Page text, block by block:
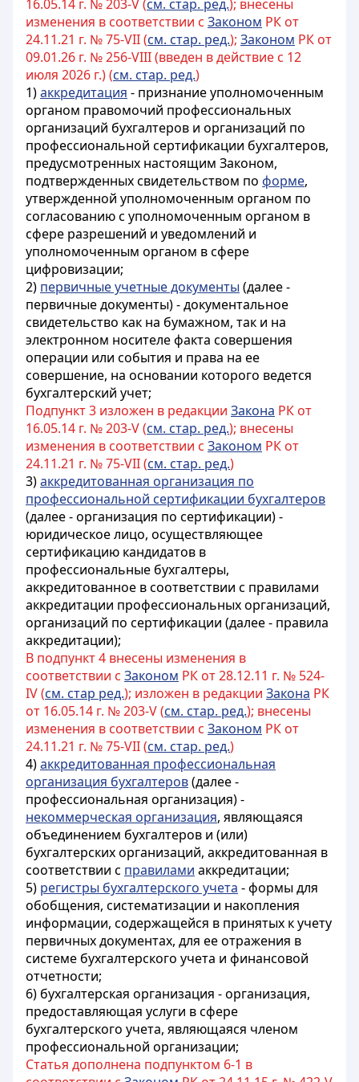
16.05.14 г. № 203-V (см. стар. ред.); внесены
изменения в соответствии с Законом РК от
24.11.21 г. № 75-VII (см. стар. ред.); Законом РК от
09.01.26 г. № 256-VIII (введен в действие с 12
июля 2026 г.) (см. стар. ред.)
1)аккредитация - признание уполномоченным
органом правомочий профессиональных
организаций бухгалтеров и организаций по
профессиональной сертификации бухгалтеров,
предусмотренных настоящим Законом,
подтвержденных свидетельством по форме,
утвержденной уполномоченным органом по
согласованию с уполномоченным органом в
сфере разрешений и уведомлений и
уполномоченным органом в сфере
цифровизации;
2) первичные учетные документы (далее -
первичные документы) - документальное
свидетельство как на бумажном, так и на
электронном носителе факта совершения
операции или события и права на ее
совершение, на основании которого ведется
бухгалтерский учет;
Подпункт 3 изложен в редакции Закона РК от
16.05.14 г. № 203-V (см. стар. ред.); внесены
изменения в соответствии с Законом РК от
24.11.21 г. № 75-VII (см. стар. ред.)
3)аккредитованная организация по
профессиональной сертификации бухгалтеров
(далее - организация по сертификации) -
юридическое лицо, осуществляющее
сертификацию кандидатов в
профессиональные бухгалтеры,
аккредитованное в соответствии с правилами
аккредитации профессиональных организаций,
организаций по сертификации (далее - правила
аккредитации);
В подпункт 4 внесены изменения в
соответствии с Законом РК от 28.12.11 г. № 524-
IV (см. стар ред.); изложен в редакции Закона РК
от 16.05.14 г. № 203-V (см. стар. ред.); внесены
изменения в соответствии с Законом РК от
24.11.21 г. № 75-VII (см. стар. ред.)
4)аккредитованная профессиональная
организация бухгалтеров(далее -
профессиональная организация) -
некоммерческая организация, являющаяся
объединением бухгалтеров и (или)
бухгалтерских организаций, аккредитованная в
соответствии с правилами аккредитации;
5) регистры бухгалтерского учета - формы для
обобщения, систематизации и накопления
информации, содержащейся в принятых к учету
первичных документах, для ее отражения в
системе бухгалтерского учета и финансовой
отчетности;
6) бухгалтерская организация - организация,
предоставляющая услуги в сфере
бухгалтерского учета, являющаяся членом
профессиональной организации;
Статья дополнена подпунктом 6-1 в